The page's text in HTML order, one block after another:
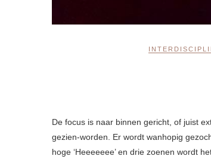
De focus is naar binnen gericht, of juist extreem naar buiten. Aan het begin van de avond uit dit laatste zich vooral in het zien-en-
gezien-worden. Er wordt wanhopig
hoge ‘Heeeeeee’ en drie zoenen wordt